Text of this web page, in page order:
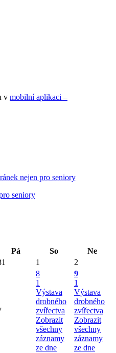
v mobilní aplikaci –
nejen pro seniory
Pá So
Ne
1 2
8
1
Výstava
drobného
zvířectva
Zobrazit
všechny
záznamy
ze dne
9
1
Výstava
drobného
zvířectva
Zobrazit
všechny
záznamy
ze dne